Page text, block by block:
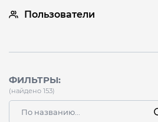
Пользователи
ФИЛЬТРЫ:
(найдено 153)